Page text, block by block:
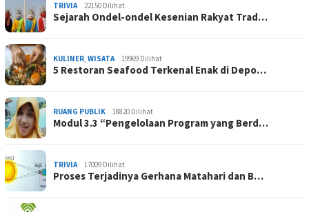
TRIVIA 22150 Dilihat
Sejarah Ondel-ondel Kesenian Rakyat Trad…
KULINER, WISATA 19969 Dilihat
5 Restoran Seafood Terkenal Enak di Depo…
RUANG PUBLIK 18820 Dilihat
Modul 3.3 “Pengelolaan Program yang Berd…
TRIVIA 17009 Dilihat
Proses Terjadinya Gerhana Matahari dan B…